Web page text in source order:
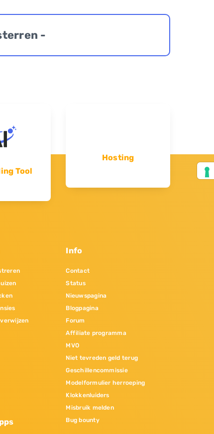
-
Tool
Hosting
Info
Contact
Status
Nieuwspagina
Blogpagina
Forum
Affiliate programma
MVO
Niet tevreden geld terug
Geschillencommissie
Modelformulier herroeping
Klokkenluiders
Misbruik melden
Bug bounty